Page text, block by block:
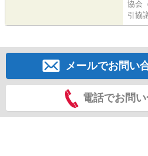
協会
引協
メールでお問い
電話でお問